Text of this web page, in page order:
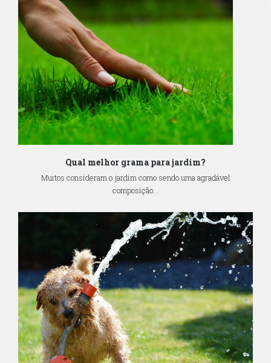
Qual melhor grama para jardim?
Muitos consideram o jardim como sendo uma agradável
composição...